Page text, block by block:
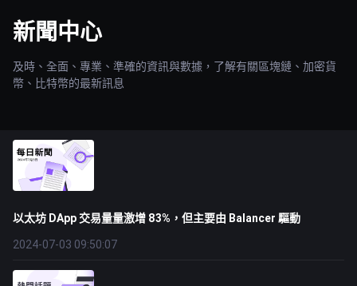
新聞中心
及時、全面、專業、準確的資訊與數據，了解有關區塊鏈、加密貨
幣、比特幣的最新訊息
以太坊 DApp 交易量量激增 83%，但主要由 Balancer 驅動
2024-07-03 09:50:07